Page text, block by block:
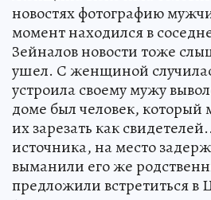
новостях фотографию
момент находился в
Зейналов новости тоже
ушел. С женщиной
устроила своему мужу
доме был человек, который
их зарезать как
источника, на место
выманили его же
предложили встретиться в